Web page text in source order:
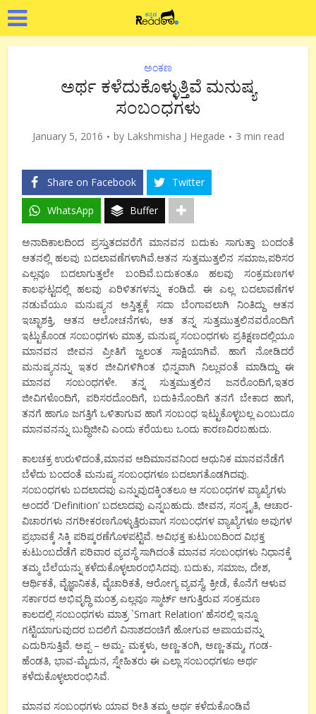
ಅಂಕಣ
ಅರ್ಥ ಕಳೆದುಕೊಳ್ಳುತ್ತಿವೆ ಮನುಷ್ಯ
ಸಂಬಂಧಗಳು
January 5, 2016 by Lakshmisha J Hegade 3 min read
Share on Facebook Twitter
WhatsApp Buffer
ಅನಾದಿಕಾಲದಿಂದ ಪ್ರಸ್ತುತದವರೆಗೆ ಮಾನವನ ಬದುಕು ಸಾಗುತ್ತಾ ಬಂದಂತೆ
ಆತನಲ್ಲಿ ಹಲವು ಬದಲಾವಣೆಗಳಾಗಿವೆ.ಆತನ ಸುತ್ತಮುತ್ತಲಿನ ಸಮಾಜ,ಪರಿಸರ
ಎಲ್ಲವೂ ಬದಲಾಗುತ್ತಲೇ ಬಂದಿವೆ.ಬದುಕಂತೂ ಹಲವು ಸಂಕ್ರಮಣಗಳ
ಕಾಲಘಟ್ಟದಲ್ಲಿ ಹಲವು ಏರಿಳಿತಗಳನ್ನು ಕಂಡಿದೆ. ಈ ಎಲ್ಲ ಬದಲಾವಣೆಗಳ
ನಡುವೆಯೂ ಮನುಷ್ಯನ ಅಸ್ತಿತ್ವಕ್ಕೆ ಸದಾ ಬೆಂಗಾವಲಾಗಿ ನಿಂತಿದ್ದು ಆತನ
ಇಚ್ಛಾಶಕ್ತಿ, ಆತನ ಆಲೋಚನೆಗಳು, ಆತ ತನ್ನ ಸುತ್ತಮುತ್ತಲಿನವರೊಂದಿಗೆ
ಇಟ್ಟುಕೊಂಡ ಸಂಬಂಧಗಳು ಮಾತ್ರ. ಮನುಷ್ಯ ಸಂಬಂಧಗಳು ಪ್ರತಿಕ್ಷಣದಲ್ಲಿಯೂ
ಮಾನವನ ಜೀವನ ಪ್ರೀತಿಗೆ ಜ್ವಲಂತ ಸಾಕ್ಷಿಯಾಗಿವೆ. ಹಾಗೆ ನೋಡಿದರೆ
ಮನುಷ್ಯನನ್ನು ಇತರ ಜೀವಿಗಳಿಗಿಂತ ಭಿನ್ನವಾಗಿ ನಿಲ್ಲುವಂತೆ ಮಾಡಿದ್ದು ಈ
ಮಾನವ ಸಂಬಂಧಗಳೇ. ತನ್ನ ಸುತ್ತಮುತ್ತಲಿನ ಜನರೊಂದಿಗೆ,ಇತರ
ಜೀವಿಗಳೊಂದಿಗೆ, ಪರಿಸರದೊಂದಿಗೆ, ಬದುಕಿನೊಂದಿಗೆ ತನಗೆ ಬೇಕಾದ ಹಾಗೆ,
ತನಗೆ ಹಾಗೂ ಜಗತ್ತಿಗೆ ಒಳಿತಾಗುವ ಹಾಗೆ ಸಂಬಂಧ ಇಟ್ಟುಕೊಳ್ಳಬಲ್ಲ ಎಂಬುದೂ
ಮಾನವನನ್ನು ಬುದ್ಧಿಜೀವಿ ಎಂದು ಕರೆಯಲು ಒಂದು ಕಾರಣವಿರಬಹುದು.
ಕಾಲಚಕ್ರ ಉರುಳಿದಂತೆ,ಮಾನವ ಆದಿಮಾನವನಿಂದ ಆಧುನಿಕ ಮಾನವನೆಡೆಗೆ
ಬೆಳೆದು ಬಂದಂತೆ ಮನುಷ್ಯ ಸಂಬಂಧಗಳೂ ಬದಲಾಗತೊಡಗಿದವು.
ಸಂಬಂಧಗಳು ಬದಲಾದವು ಎನ್ನುವುದಕ್ಕಿಂತಲೂ ಆ ಸಂಬಂಧಗಳ ವ್ಯಾಖ್ಯೆಗಳು
ಅಂದರೆ ‘Definition’ ಬದಲಾದವು ಎನ್ನಬಹುದು. ಜೀವನ, ಸಂಸ್ಕೃತಿ, ಆಚಾರ-
ವಿಚಾರಗಳು ನಗರೀಕರಣಗೊಳ್ಳುತ್ತಿರುವಾಗ ಸಂಬಂಧಗಳ ವ್ಯಾಖ್ಯೆಗಳೂ ಅವುಗಳ
ಪ್ರಭಾವಕ್ಕೆ ಸಿಕ್ಕಿ ಪರಿಷ್ಕರಣೆಗೊಳಪಟ್ಟಿವೆ. ಅವಿಭಕ್ತ ಕುಟುಂಬದಿಂದ ವಿಭಕ್ತ
ಕುಟುಂಬದೆಡೆಗೆ ಪರಿವಾರ ವ್ಯವಸ್ಥೆ ಸಾಗಿದಂತೆ ಮಾನವ ಸಂಬಂಧಗಳು ನಿಧಾನಕ್ಕೆ
ತಮ್ಮ ಬೆಲೆಯನ್ನು ಕಳೆದುಕೊಳ್ಳಲಾರಂಭಿಸಿದವು. ಬದುಕು, ಸಮಾಜ, ದೇಶ,
ಆರ್ಥಿಕತೆ, ವೈಜ್ಞಾನಿಕತೆ, ವೈಚಾರಿಕತೆ, ಆರೋಗ್ಯ ವ್ಯವಸ್ಥೆ, ಕ್ರೀಡೆ, ಕೊನೆಗೆ ಆಳುವ
ಸರ್ಕಾರದ ಅಭಿವೃದ್ಧಿ ಮಂತ್ರ ಎಲ್ಲವೂ ಸ್ಮಾರ್ಟ್ ಆಗುತ್ತಿರುವ ಸಂಕ್ರಮಣ
ಕಾಲದಲ್ಲಿ ಸಂಬಂಧಗಳು ಮಾತ್ರ `Smart Relation’ ಹೆಸರಲ್ಲಿ ಇನ್ನೂ
ಗಟ್ಟಿಯಾಗುವುದರ ಬದಲಿಗೆ ವಿನಾಶದಂಚಿಗೆ ಹೋಗುವ ಅಪಾಯವನ್ನು
ಎದುರಿಸುತ್ತಿವೆ. ಅಪ್ಪ – ಅಮ್ಮ- ಮಕ್ಕಳು, ಅಣ್ಣ-ತಂಗಿ, ಅಣ್ಣ-ತಮ್ಮ, ಗಂಡ-
ಹೆಂಡತಿ, ಭಾವ-ಮೈದುನ, ಸ್ನೇಹಿತರು ಈ ಎಲ್ಲಾ ಸಂಬಂಧಗಳೂ ಅರ್ಥ
ಕಳೆದುಕೊಳ್ಳಲಾರಂಭಿಸಿವೆ.
ಮಾನವ ಸಂಬಂಧಗಳು ಯಾವ ರೀತಿ ತಮ್ಮ ಅರ್ಥ ಕಳೆದುಕೊಂಡಿವೆ